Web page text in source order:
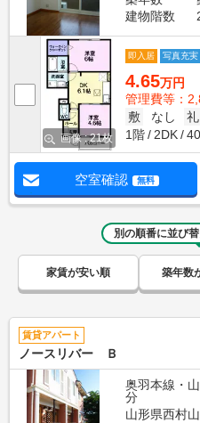
建物階数
画像 : 21枚
即入居 写真充実
4.65万円
管理費等：
敷
なし 礼
1階
2DK
空室確認 無料
別の順番に並び
家賃が安い順 築年数
賃貸アパート
ノースリバー Ｂ
奥羽本線・
分
山形県西村